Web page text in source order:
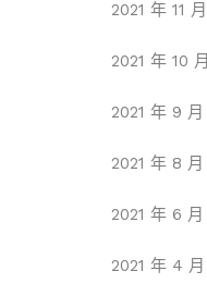
2021 年 11 月
2021 年 10 月
2021 年 9 月
2021 年 8 月
2021 年 6 月
2021 年 4 月